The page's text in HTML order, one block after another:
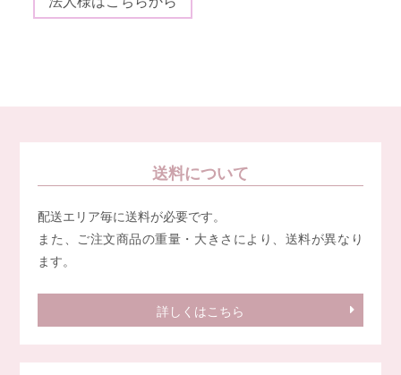
送料について
配送エリア毎に送料が必要です。
また、ご注文商品の重量・大きさにより、送料が異なり
ます。
詳しくはこちら